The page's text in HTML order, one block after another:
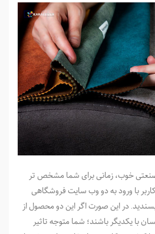
خوب، زمانی برای شما مشخص ­تر
با ورود به دو وب سایت فروشگاهی
در این صورت اگر این دو محصول از
با یکدیگر باشند؛ شما متوجه تاثیر